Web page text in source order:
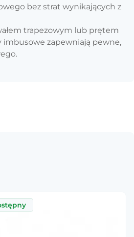
bez strat wynikających z
trapezowym lub prętem
imbusowe zapewniają pewne,